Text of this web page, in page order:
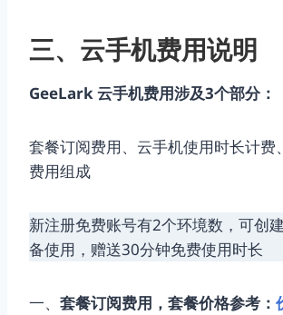
三、云手机费用说明
GeeLark 云手机费用涉及3个部分：
套餐订阅费用、云手机使用时长计费
费用组成
新注册免费账号有2个环境数，可创
备使用，赠送30分钟免费使用时长
一、 套餐订阅费用，套餐价格参考：